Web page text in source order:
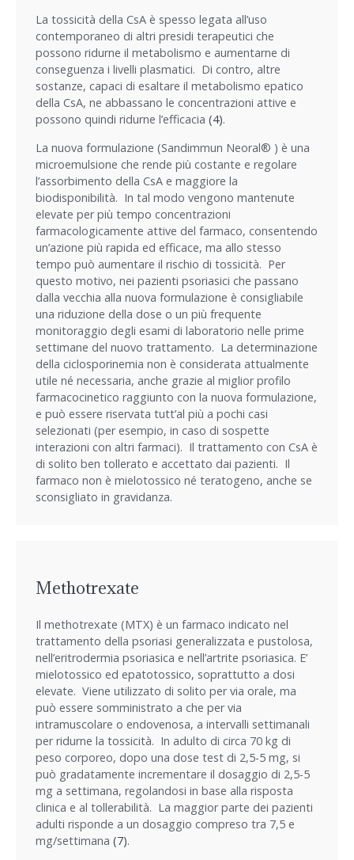
La tossicità della CsA è spesso legata all’uso
contemporaneo di altri presidi terapeutici che
possono ridurne il metabolismo e aumentarne di
conseguenza i livelli plasmatici. Di contro, altre
sostanze, capaci di esaltare il metabolismo epatico
della CsA, ne abbassano le concentrazioni attive e
possono quindi ridurne l’efficacia (4).
La nuova formulazione (Sandimmun Neoral® ) è una
microemulsione che rende più costante e regolare
l’assorbimento della CsA e maggiore la
biodisponibilità. In tal modo vengono mantenute
elevate per più tempo concentrazioni
farmacologicamente attive del farmaco, consentendo
un’azione più rapida ed efficace, ma allo stesso
tempo può aumentare il rischio di tossicità. Per
questo motivo, nei pazienti psoriasici che passano
dalla vecchia alla nuova formulazione è consigliabile
una riduzione della dose o un più frequente
monitoraggio degli esami di laboratorio nelle prime
settimane del nuovo trattamento. La determinazione
della ciclosporinemia non è considerata attualmente
utile né necessaria, anche grazie al miglior profilo
farmacocinetico raggiunto con la nuova formulazione,
e può essere riservata tutt’al più a pochi casi
selezionati (per esempio, in caso di sospette
interazioni con altri farmaci). Il trattamento con CsA è
di solito ben tollerato e accettato dai pazienti. Il
farmaco non è mielotossico né teratogeno, anche se
sconsigliato in gravidanza.
Methotrexate
Il methotrexate (MTX) è un farmaco indicato nel
trattamento della psoriasi generalizzata e pustolosa,
nell’eritrodermia psoriasica e nell’artrite psoriasica. E’
mielotossico ed epatotossico, soprattutto a dosi
elevate. Viene utilizzato di solito per via orale, ma
può essere somministrato a che per via
intramuscolare o endovenosa, a intervalli settimanali
per ridurne la tossicità. In adulto di circa 70 kg di
peso corporeo, dopo una dose test di 2,5-5 mg, si
può gradatamente incrementare il dosaggio di 2,5-5
mg a settimana, regolandosi in base alla risposta
clinica e al tollerabilità. La maggior parte dei pazienti
adulti risponde a un dosaggio compreso tra 7,5 e
mg/settimana (7).